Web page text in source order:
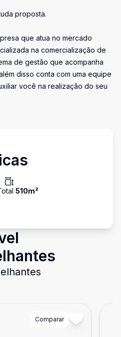
proposta.
que atua no mercado
na comercialização de
de gestão que acompanha
disso conta com uma equipe
você na realização do seu
510m²
Comparar